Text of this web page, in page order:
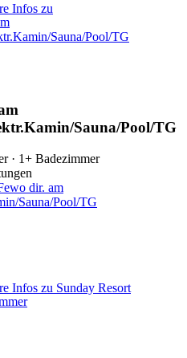
Infos zu
Sauna/Pool/TG
Sauna/Pool/TG
· 1+ Badezimmer
dir. am
Sauna/Pool/TG
Infos zu Sunday Resort